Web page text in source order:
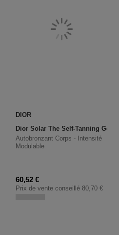
DIOR
Dior Solar The Self-Tanning Gel
Autobronzant Corps - Intensité
Modulable
Prix promotionnel
60,52 €
Prix de vente conseillé 80,70 €